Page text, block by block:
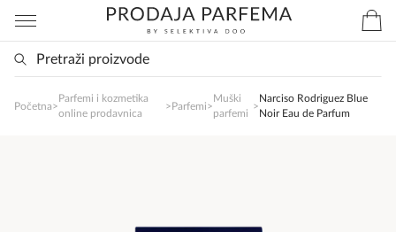
Početna>
Parfemi i kozmetika
online prodavnica
>Parfemi>
Muški
parfemi
>
Narciso Rodriguez Blue
Noir Eau de Parfum
SlađanAi Asistent
sva ostala pitanja?